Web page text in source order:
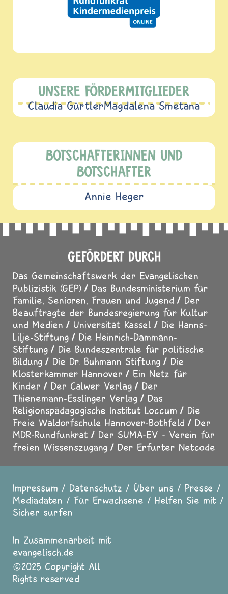
UNSERE FÖRDERMITGLIEDER
Claudia GürtlerMagdalena Smetana
BOTSCHAFTERINNEN UND
BOTSCHAFTER
Annie Heger
GEFÖRDERT DURCH
Das Gemeinschaftswerk der Evangelischen
Publizistik (GEP)
Das Bundesministerium für
Familie, Senioren, Frauen und Jugend
Der
Beauftragte der Bundesregierung für Kultur
und Medien
Universität Kassel
Die Hanns-
Lilje-Stiftung
Die Heinrich-Dammann-
Stiftung
Die Bundeszentrale für politische
Bildung
Die Dr. Buhmann Stiftung
Die
Klosterkammer Hannover
Ein Netz für
Kinder
Der Calwer Verlag
Der
Thienemann-Esslinger Verlag
Das
Religionspädagogische Institut Loccum
Die
Freie Waldorfschule Hannover-Bothfeld
Der
MDR-Rundfunkrat
Der SUMA-EV - Verein für
freien Wissenszugang
Der Erfurter Netcode
Fußzeile
Impressum Datenschutz Über uns
Presse
Mediadaten
Für Erwachsene
Helfen Sie mit
Sicher surfen
In Zusammenarbeit mit
evangelisch.de
2025 Copyright All
Rights reserved